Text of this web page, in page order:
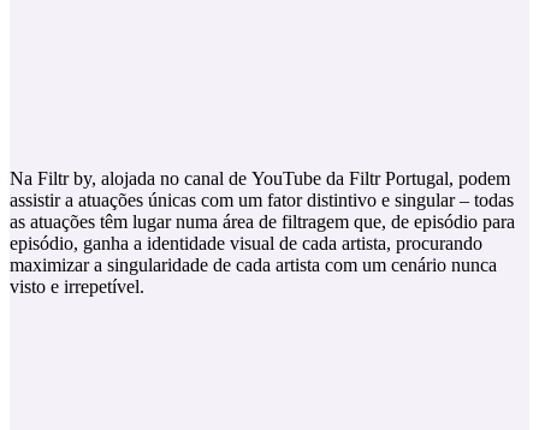
Na Filtr by, alojada no canal de YouTube da Filtr Portugal, podem
assistir a atuações únicas com um fator distintivo e singular – todas
as atuações têm lugar numa área de filtragem que, de episódio para
episódio, ganha a identidade visual de cada artista, procurando
maximizar a singularidade de cada artista com um cenário nunca
visto e irrepetível.